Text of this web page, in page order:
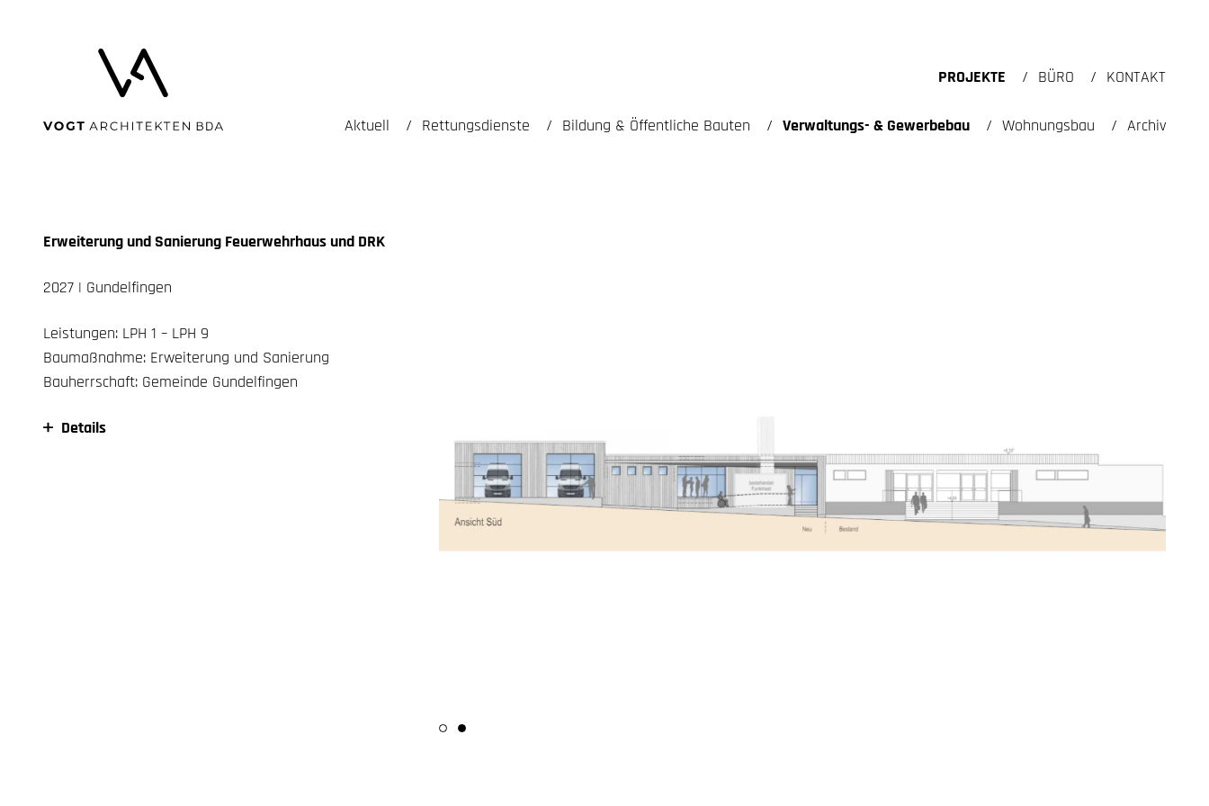
PROJEKTE BÜRO KONTAKT
Aktuell Rettungsdienste Bildung & Öffentliche Bauten Verwaltungs- & Gewerbebau Wohnungsbau Archiv
Erweiterung und Sanierung Feuerwehrhaus und DRK
2027 | Gundelfingen
Leistungen: LPH 1 – LPH 9
Baumaßnahme: Erweiterung und Sanierung
Bauherrschaft: Gemeinde Gundelfingen
Details